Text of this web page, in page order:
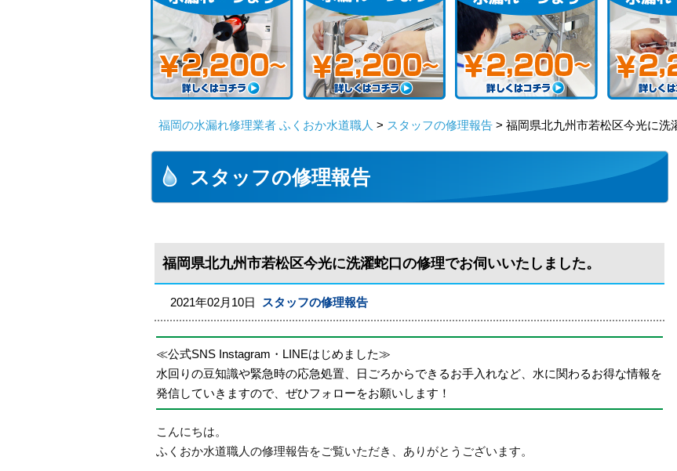
福岡の水漏れ修理業者 ふくおか水道職人 > スタッフの修理報告 > 福岡県北九州市若松区今光に洗
スタッフの修理報告
福岡県北九州市若松区今光に洗濯蛇口の修理でお伺いいたしました。
2021年02月10日 スタッフの修理報告
≪公式SNS Instagram・LINEはじめました≫
水回りの豆知識や緊急時の応急処置、日ごろからできるお手入れなど、水に関わるお得な情報を
発信していきますので、ぜひフォローをお願いします！
こんにちは。
ふくおか水道職人の修理報告をご覧いただき、ありがとうございます。